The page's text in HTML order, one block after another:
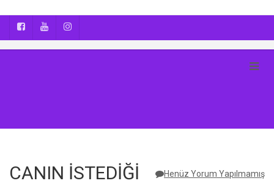
Henüz Yorum Yapılmamış
CANIN İSTEDİĞİ